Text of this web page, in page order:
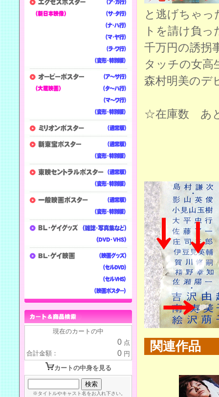
と逃げちゃっ
トを請け負
千万円の誘拐
タッチの女高
森村明美のデ
☆在庫数 あ
関連作品
現在のカートの中
0 点
合計金額：
0 円
カートの中身を見る
※タイトルやキャスト名をお入れ下さい。